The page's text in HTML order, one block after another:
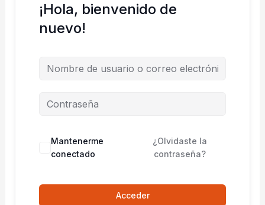
¡Hola, bienvenido de
nuevo!
Mantenerme
conectado
¿Olvidaste la
contraseña?
Acceder